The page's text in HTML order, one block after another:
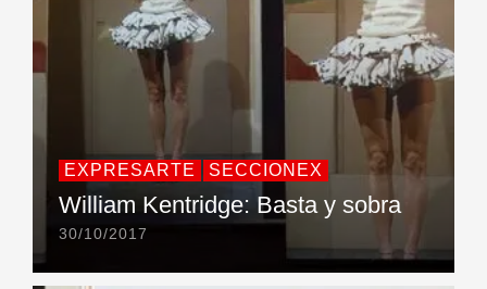
EXPRESARTE SECCIONEX
William Kentridge: Basta y sobra
30/10/2017